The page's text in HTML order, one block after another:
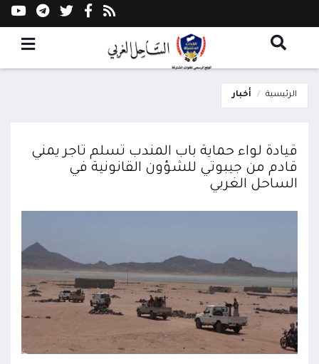
الرئيسية أخبار
قيادة لواء حماية باب المندب تسلم تاجر يمني
قادم من جيبوتي للشؤون القانونية في
الساحل الغربي